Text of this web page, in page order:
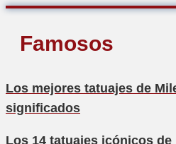
Famosos
Los mejores tatuajes de
significados
Los 14 tatuajes icónicos